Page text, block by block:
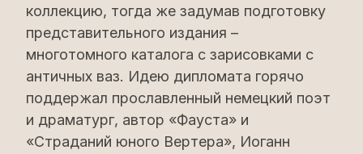
коллекцию, тогда же задумав подготовку
представительного издания –
многотомного каталога с зарисовками с
античных ваз. Идею дипломата горячо
поддержал прославленный немецкий поэт
и драматург, автор «Фауста» и
«Страданий юного Вертера», Иоганн